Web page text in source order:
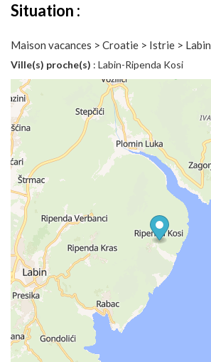
Situation :
Maison vacances > Croatie > Istrie > Labin
Ville(s) proche(s) : Labin-Ripenda Kosi